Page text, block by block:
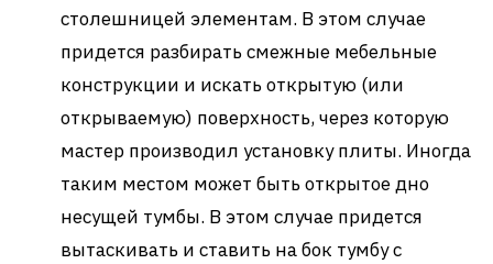
столешницей элементам. В этом случае
придется разбирать смежные мебельные
конструкции и искать открытую (или
открываемую) поверхность, через которую
мастер производил установку плиты. Иногда
таким местом может быть открытое дно
несущей тумбы. В этом случае придется
вытаскивать и ставить на бок тумбу с